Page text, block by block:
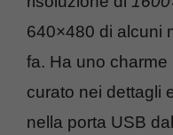
640×480 di alcuni
fa. Ha uno
curato nei dettagli
nella porta USB